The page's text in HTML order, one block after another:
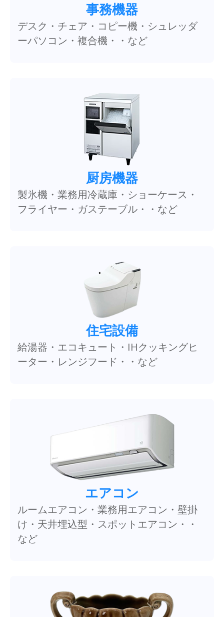
事務機器
デスク・チェア・コピー機・シュレッダ
ーパソコン・複合機・・など
厨房機器
製氷機・業務用冷蔵庫・ショーケース・
フライヤー・ガステーブル・・など
住宅設備
給湯器・エコキュート・IHクッキングヒ
ーター・レンジフード・・など
エアコン
ルームエアコン・業務用エアコン・壁掛
け・天井埋込型・スポットエアコン・・
など